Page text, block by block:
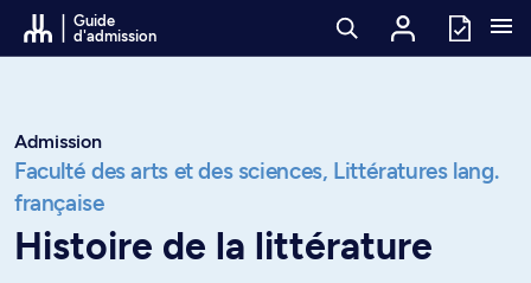
Passer au contenu
Guide
d'admission
Admission
Faculté des arts et des sciences, Littératures lang.
française
Histoire de la littérature